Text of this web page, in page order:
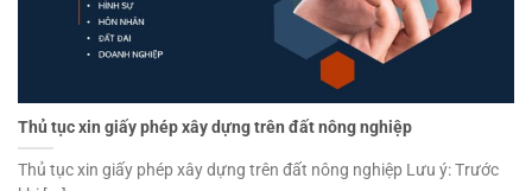
Thủ tục xin giấy phép xây dựng trên đất nông nghiệp
Thủ tục xin giấy phép xây dựng trên đất nông nghiệp Lưu ý: Trước